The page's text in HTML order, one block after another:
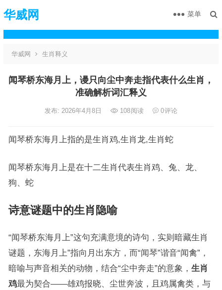
华威网 菜单
华威网 生肖释义
闻琴桥东海月上，谩只向尘中奔走指代表什么生肖，
准确解析词汇释义
发布: 2026年4月8日 108阅读 0评论
闻琴桥东海月上指的是生肖鸡,生肖龙,生肖蛇
闻琴桥东海月上是在十二生肖代表生肖鸡、兔、龙、
狗、蛇
诗意谜题中的生肖隐喻
“闻琴桥东海月上”这句充满意境的诗句，实则暗藏生肖
谜题，东海月上”指向月出东方，而“闻琴”谐音“闻禽”，
暗喻与声音相关的动物，结合“尘中奔走”的意象， 生肖
鸡最为契合——雄鸡报晓、尘世奔波，且鸡属禽类，与